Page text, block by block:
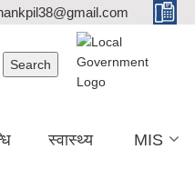
स्वास्थ्य MIS